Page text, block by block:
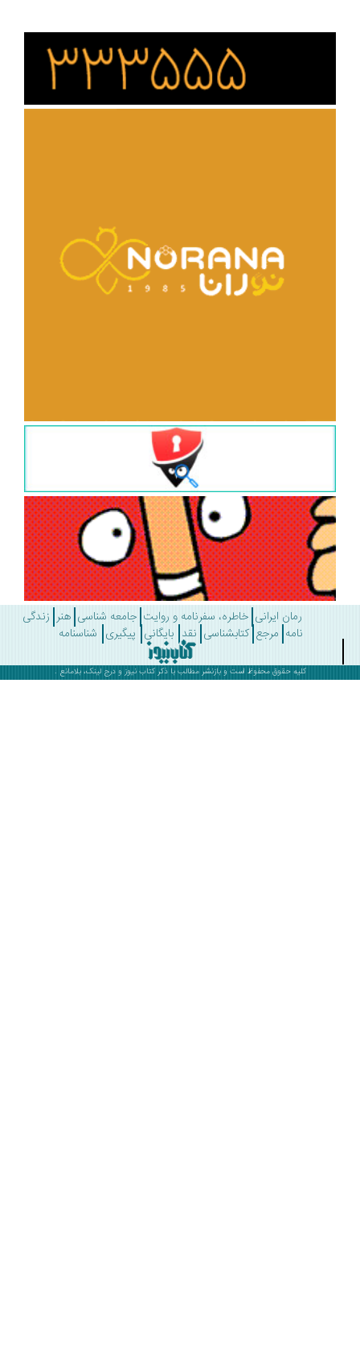
رمان ایرانی خاطره، سفرنامه و روایت جامعه شناسی هنر زندگی
مرجع کتابشناسی نقد بایگانی پیگیری شناسنامه
کلیه حقوق محفوظ است و بازنشر مطالب با ذکرکتاب نیوز و درج لینک، بلامانع .